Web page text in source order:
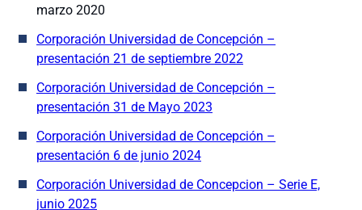
marzo 2020
Corporación Universidad de Concepción –
presentación 21 de septiembre 2022
Corporación Universidad de Concepción –
presentación 31 de Mayo 2023
Corporación Universidad de Concepción –
presentación 6 de junio 2024
Corporación Universidad de Concepcion – Serie E,
junio 2025